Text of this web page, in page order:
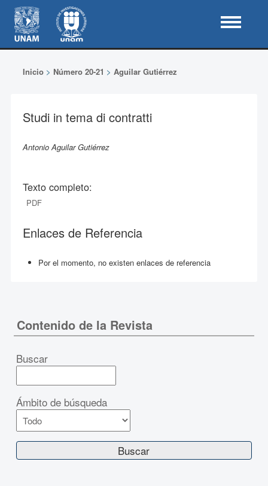
Inicio> Número 20-21 > Aguilar Gutiérrez
Studi in tema di contratti
Antonio Aguilar Gutiérrez
Texto completo:
PDF
Enlaces de Referencia
Por el momento, no existen enlaces de referencia
Contenido de la Revista
Buscar
Ámbito de búsqueda